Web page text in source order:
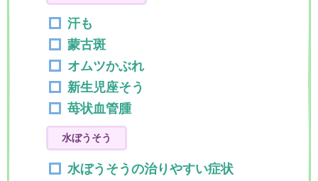
汗も
蒙古斑
オムツかぶれ
新生児座そう
苺状血管腫
水ぼうそう
水ぼうそうの治りやすい症状